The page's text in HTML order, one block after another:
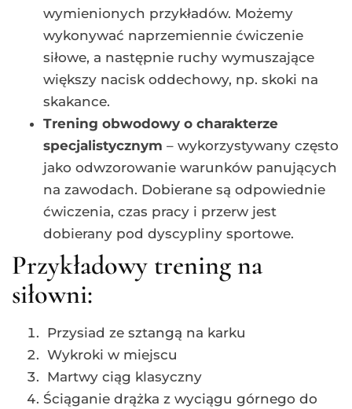
wymienionych przykładów. Możemy
wykonywać naprzemiennie ćwiczenie
siłowe, a następnie ruchy wymuszające
większy nacisk oddechowy, np. skoki na
skakance.
Trening obwodowy o charakterze
specjalistycznym – wykorzystywany często
jako odwzorowanie warunków panujących
na zawodach. Dobierane są odpowiednie
ćwiczenia, czas pracy i przerw jest
dobierany pod dyscypliny sportowe.
Przykładowy trening na
siłowni:
Przysiad ze sztangą na karku
Wykroki w miejscu
Martwy ciąg klasyczny
Ściąganie drążka z wyciągu górnego do